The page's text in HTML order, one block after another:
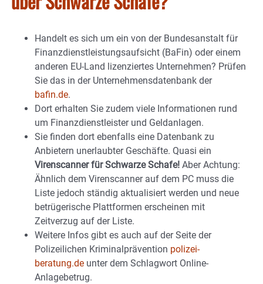
Handelt es sich um ein von der Bundesanstalt für
Finanzdienstleistungsaufsicht (BaFin) oder einem
anderen EU-Land lizenziertes Unternehmen? Prüfen
Sie das in der Unternehmensdatenbank der
bafin.de.
Dort erhalten Sie zudem viele Informationen rund
um Finanzdienstleister und Geldanlagen.
Sie finden dort ebenfalls eine Datenbank zu
Anbietern unerlaubter Geschäfte. Quasi ein
Virenscanner für Schwarze Schafe! Aber Achtung:
Ähnlich dem Virenscanner auf dem PC muss die
Liste jedoch ständig aktualisiert werden und neue
betrügerische Plattformen erscheinen mit
Zeitverzug auf der Liste.
Weitere Infos gibt es auch auf der Seite der
Polizeilichen Kriminalprävention polizei-
beratung.de unter dem Schlagwort Online-
Anlagebetrug.